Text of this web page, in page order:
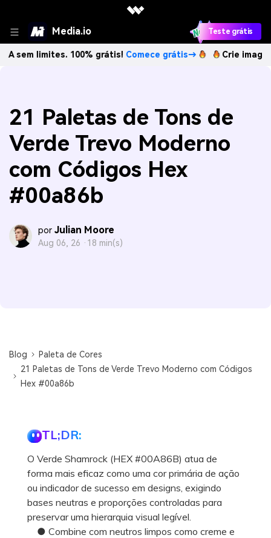
Media.io Teste grátis
100% grátis!Comece grátis→ Crie imagens com
21 Paletas de Tons de
Verde Trevo Moderno
com Códigos Hex
#00a86b
por Julian Moore
Aug 06, 26 · 18 min(s)
Blog
Paleta de Cores
21 Paletas de Tons de Verde Trevo Moderno com Códigos
Hex #00a86b
TL;DR:
O Verde Shamrock (HEX #00A86B) atua de
forma mais eficaz como uma cor primária de ação
ou indicador de sucesso em designs, exigindo
bases neutras e proporções controladas para
preservar uma hierarquia visual legível.
● Combine com neutros limpos como creme e